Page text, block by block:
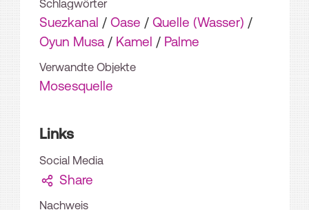
Schlagwörter
Suezkanal / Oase / Quelle (Wasser) /
Oyun Musa / Kamel / Palme
Verwandte Objekte
Mosesquelle
Links
Social Media
Share
Nachweis